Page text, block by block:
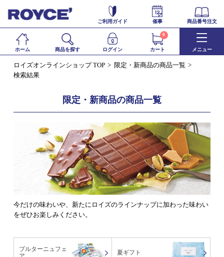
ご利用ガイド 催事 商品番号注文
ホーム 商品を探す ログイン カート
0
メニュー
ロイズオンラインショップ TOP
限定・新商品の商品一覧
検索結果
限定・新商品の商品一覧
今だけの味わいや、新たにロイズのラインナップに加わった味わい
をぜひお楽しみください。
ブルターニュフェ
夏ギフト